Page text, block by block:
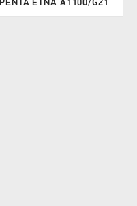
PENTA ETNA A1100/G21